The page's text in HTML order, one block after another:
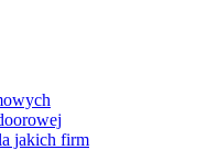
jakich firm